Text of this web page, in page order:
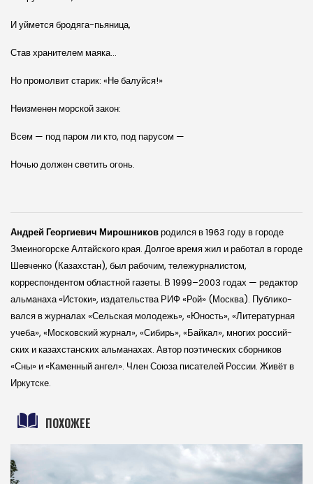
И уймется бродяга-пьяница,
Став хранителем маяка…
Но промолвит старик: «Не балуйся!»
Неизменен морской закон:
Всем — под паром ли кто, под парусом —
Ночью должен светить огонь.
Андрей Георгиевич Мирошниковродился в 1963 го­ду в городе
Змеиногорске Алтайского края. Долгое время жил и работал в городе
Шевченко (Казахстан), был рабочим, тележурналистом,
корреспондентом областной газеты. В 1999–2003 годах — редактор
альманаха «Истоки», издательства РИФ «Рой» (Москва). Пу­бли­ко­
вался в журналах «Сельская молодежь», «Юность», «Литературная
учеба», «Московский журнал», «Сибирь», «Байкал», многих россий­
ских и казахстанских альманахах. Автор поэтиче­ских сборников
«Сны» и «Каменный ангел». Член Союза писателей России. Живёт в
Иркутске.
ПОХОЖЕЕ